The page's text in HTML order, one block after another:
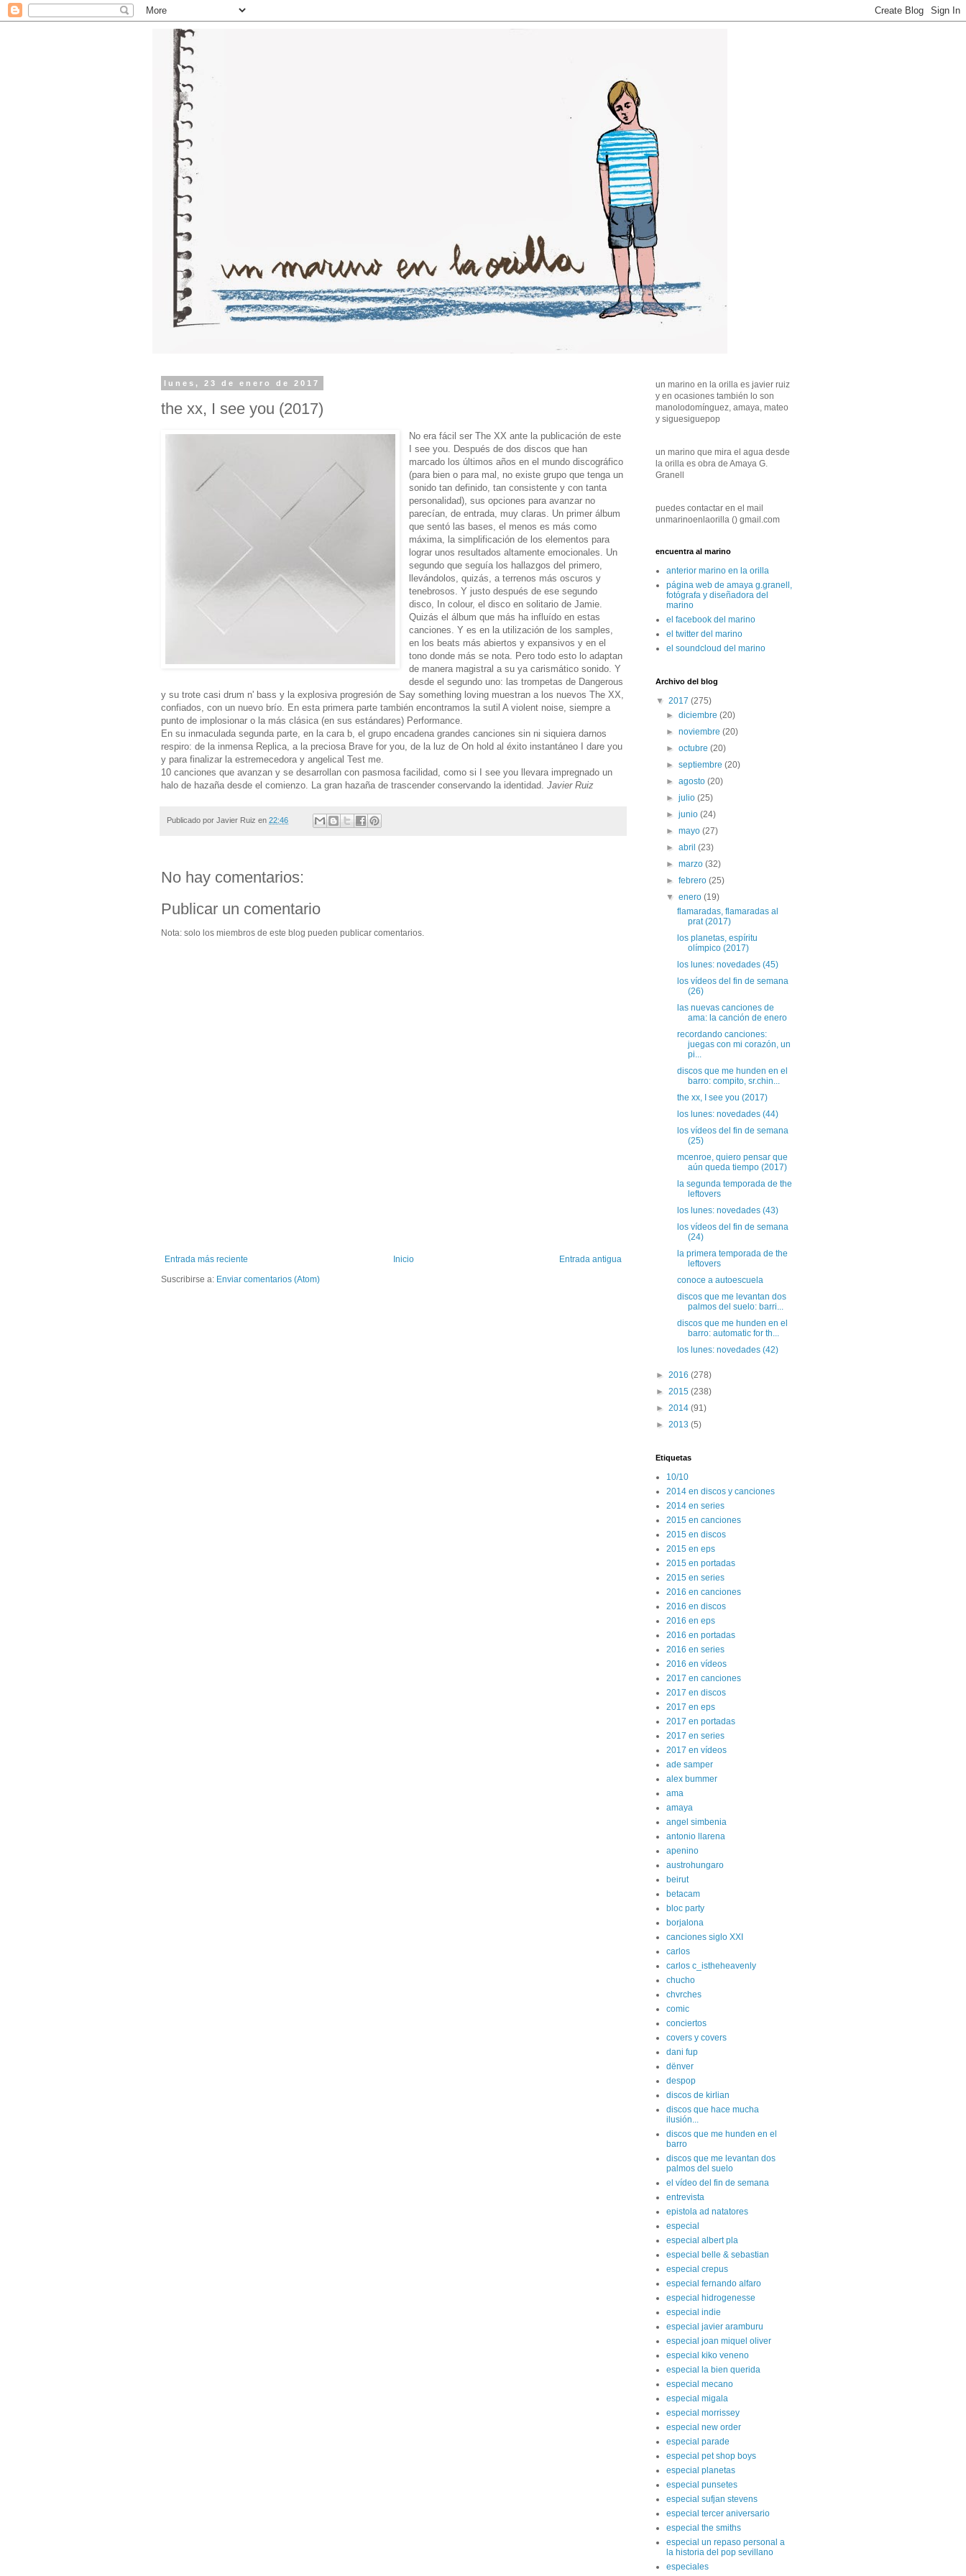
lunes, 23 de enero de 2017
the xx, I see you (2017)
No era fácil ser The XX ante la publicación de este
I see you. Después de dos discos que han
marcado los últimos años en el mundo discográfico
(para bien o para mal, no existe grupo que tenga un
sonido tan definido, tan consistente y con tanta
personalidad), sus opciones para avanzar no
parecían, de entrada, muy claras. Un primer álbum
que sentó las bases, el menos es más como
máxima, la simplificación de los elementos para
lograr unos resultados altamente emocionales. Un
segundo que seguía los hallazgos del primero,
llevándolos, quizás, a terrenos más oscuros y
tenebrosos. Y justo después de ese segundo
disco, In colour, el disco en solitario de Jamie.
Quizás el álbum que más ha influído en estas
canciones. Y es en la utilización de los samples,
en los beats más abiertos y expansivos y en el
tono donde más se nota. Pero todo esto lo adaptan
de manera magistral a su ya carismático sonido. Y
desde el segundo uno: las trompetas de Dangerous
y su trote casi drum n' bass y la explosiva progresión de Say something loving muestran a los nuevos The XX,
confiados, con un nuevo brío. En esta primera parte también encontramos la sutil A violent noise, siempre a
punto de implosionar o la más clásica (en sus estándares) Performance.
En su inmaculada segunda parte, en la cara b, el grupo encadena grandes canciones sin ni siquiera darnos
respiro: de la inmensa Replica, a la preciosa Brave for you, de la luz de On hold al éxito instantáneo I dare you
y para finalizar la estremecedora y angelical Test me.
10 canciones que avanzan y se desarrollan con pasmosa facilidad, como si I see you llevara impregnado un
halo de hazaña desde el comienzo. La gran hazaña de trascender conservando la identidad. Javier Ruiz
Publicado por Javier Ruiz en 22:46
No hay comentarios:
Publicar un comentario
Nota: solo los miembros de este blog pueden publicar comentarios.
Entrada más reciente Entrada antigua
Inicio
Suscribirse a: Enviar comentarios (Atom)
un marino en la orilla es javier ruiz
y en ocasiones también lo son
manolodomínguez, amaya, mateo
y siguesiguepop
un marino que mira el agua desde
la orilla es obra de Amaya G.
Granell
puedes contactar en el mail
unmarinoenlaorilla () gmail.com
encuentra al marino
anterior marino en la orilla
página web de amaya g.granell,
fotógrafa y diseñadora del
marino
el facebook del marino
el twitter del marino
el soundcloud del marino
Archivo del blog
▼ 2017 (275)
►diciembre(20)
►noviembre(20)
►octubre(20)
►septiembre(20)
►agosto(20)
►julio(25)
►junio(24)
►mayo(27)
►abril(23)
►marzo(32)
►febrero(25)
▼enero(19)
flamaradas, flamaradas al
prat (2017)
los planetas, espíritu
olímpico (2017)
los lunes: novedades (45)
los vídeos del fin de semana
(26)
las nuevas canciones de
ama: la canción de enero
recordando canciones:
juegas con mi corazón, un
pi...
discos que me hunden en el
barro: compito, sr.chin...
the xx, I see you (2017)
los lunes: novedades (44)
los vídeos del fin de semana
(25)
mcenroe, quiero pensar que
aún queda tiempo (2017)
la segunda temporada de the
leftovers
los lunes: novedades (43)
los vídeos del fin de semana
(24)
la primera temporada de the
leftovers
conoce a autoescuela
discos que me levantan dos
palmos del suelo: barri...
discos que me hunden en el
barro: automatic for th...
los lunes: novedades (42)
► 2016 (278)
► 2015 (238)
► 2014 (91)
► 2013 (5)
Etiquetas
10/10
2014 en discos y canciones
2014 en series
2015 en canciones
2015 en discos
2015 en eps
2015 en portadas
2015 en series
2016 en canciones
2016 en discos
2016 en eps
2016 en portadas
2016 en series
2016 en vídeos
2017 en canciones
2017 en discos
2017 en eps
2017 en portadas
2017 en series
2017 en vídeos
ade samper
alex bummer
ama
amaya
angel simbenia
antonio llarena
apenino
austrohungaro
beirut
betacam
bloc party
borjalona
canciones siglo XXI
carlos
carlos c_istheheavenly
chucho
chvrches
comic
conciertos
covers y covers
dani fup
dënver
despop
discos de kirlian
discos que hace mucha
ilusión...
discos que me hunden en el
barro
discos que me levantan dos
palmos del suelo
el vídeo del fin de semana
entrevista
epistola ad natatores
especial
especial albert pla
especial belle & sebastian
especial crepus
especial fernando alfaro
especial hidrogenesse
especial indie
especial javier aramburu
especial joan miquel oliver
especial kiko veneno
especial la bien querida
especial mecano
especial migala
especial morrissey
especial new order
especial parade
especial pet shop boys
especial planetas
especial punsetes
especial sufjan stevens
especial tercer aniversario
especial the smiths
especial un repaso personal a
la historia del pop sevillano
especiales